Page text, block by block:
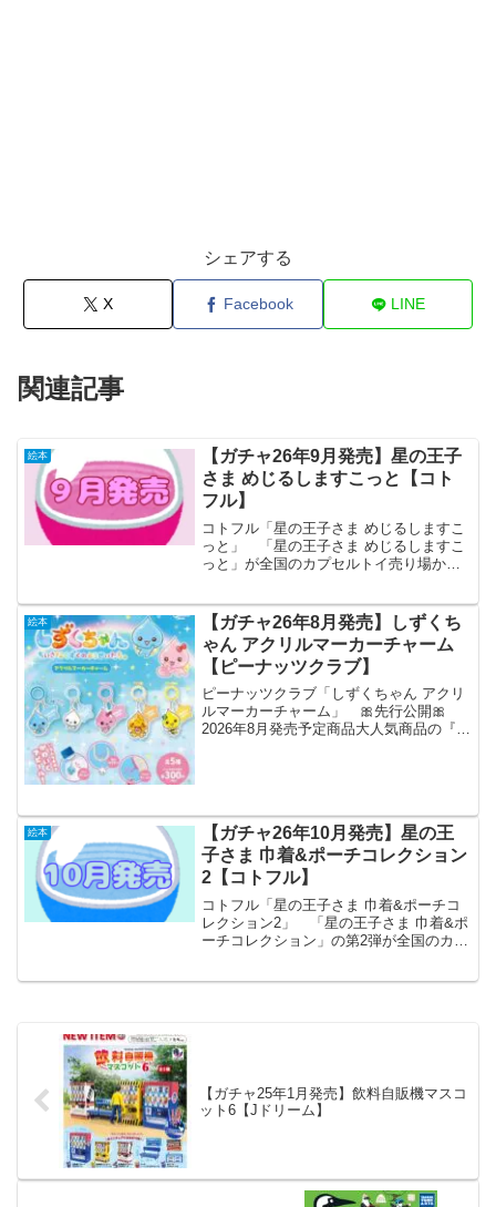
シェアする
X Facebook LINE
関連記事
絵本
【ガチャ26年9月発売】星の王子
さま めじるしますこっと【コト
フル】
コトフル「星の王子さま めじるしますこ
っと」 「星の王子さま めじるしますこ
っと」が全国のカプセルトイ売り場から
星の王子さま めじるしますこっと
メーカーコトフル ...
絵本
【ガチャ26年8月発売】しずくち
ゃん アクリルマーカーチャーム
【ピーナッツクラブ】
ピーナッツクラブ「しずくちゃん アクリ
ルマーカーチャーム」 🎀先行公開🎀
2026年8月発売予定商品大人気商品の『#
絵本
【ガチャ26年10月発売】星の王
子さま 巾着&ポーチコレクション
2【コトフル】
コトフル「星の王子さま 巾着&ポーチコ
レクション2」 「星の王子さま 巾着&ポ
ーチコレクション」の第2弾が全国のカプ
【ガチャ25年1月発売】飲料自販機マスコ
ット6【Jドリーム】